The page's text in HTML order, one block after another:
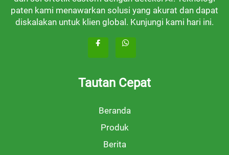
paten kami menawarkan solusi yang akurat dan dapat
diskalakan untuk klien global. Kunjungi kami hari ini.
Tautan Cepat
Beranda
Produk
Berita